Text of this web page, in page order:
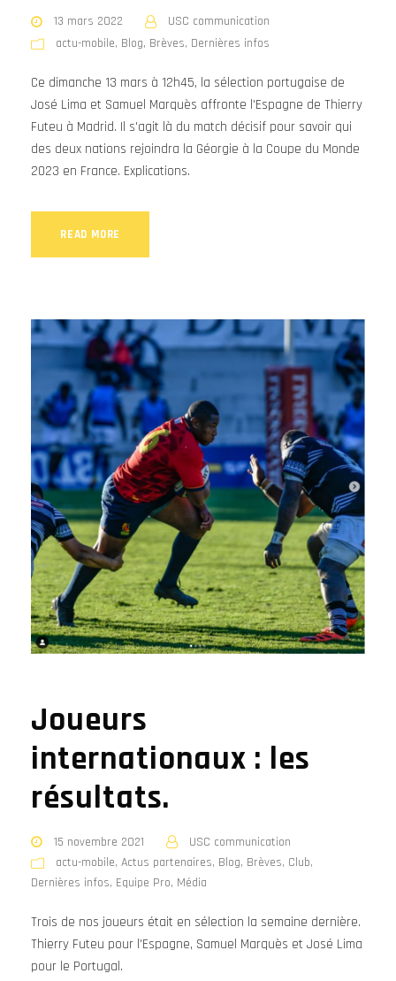
13 mars 2022
USC communication
actu-mobile, Blog, Brèves, Dernières infos
Ce dimanche 13 mars à 12h45, la sélection portugaise de
José Lima et Samuel Marquès affronte l'Espagne de Thierry
Futeu à Madrid. Il s'agit là du match décisif pour savoir qui
des deux nations rejoindra la Géorgie à la Coupe du Monde
2023 en France. Explications.
READ MORE
Joueurs
internationaux : les
résultats.
15 novembre 2021
USC communication
actu-mobile, Actus partenaires, Blog, Brèves, Club,
Dernières infos, Equipe Pro, Média
Trois de nos joueurs était en sélection la semaine dernière.
Thierry Futeu pour l'Espagne, Samuel Marquès et José Lima
pour le Portugal.